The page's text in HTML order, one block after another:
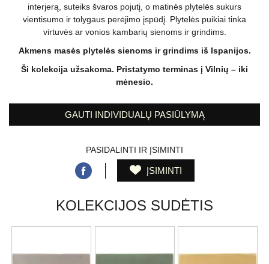
interjerą, suteiks švaros pojutį, o matinės plytelės sukurs
vientisumo ir tolygaus perėjimo įspūdį. Plytelės puikiai tinka
virtuvės ar vonios kambarių sienoms ir grindims.
Akmens masės plytelės sienoms ir grindims iš Ispanijos.
Ši kolekcija užsakoma. Pristatymo terminas į Vilnių – iki
mėnesio.
GAUTI INDIVIDUALŲ PASIŪLYMĄ
PASIDALINTI IR ĮSIMINTI
ĮSIMINTI
KOLEKCIJOS SUDĖTIS